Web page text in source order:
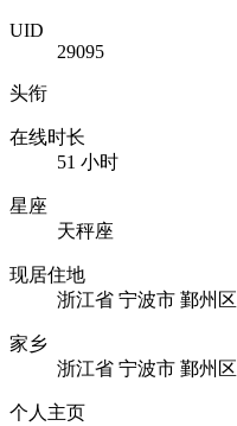
UID
29095
头衔
在线时长
51 小时
星座
天秤座
现居住地
浙江省 宁波市 鄞州区
家乡
浙江省 宁波市 鄞州区
个人主页